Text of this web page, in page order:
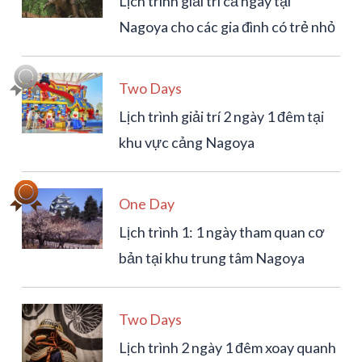
Nagoya cho các gia đình có trẻ nhỏ
Two Days
Lịch trình giải trí 2 ngày 1 đêm tại
khu vực cảng Nagoya
One Day
Lịch trình 1: 1 ngày tham quan cơ
bản tại khu trung tâm Nagoya
Two Days
Lịch trình 2 ngày 1 đêm xoay quanh